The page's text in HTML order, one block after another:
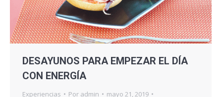
DESAYUNOS PARA EMPEZAR EL DÍA
CON ENERGÍA
Experiencias Por admin
mayo 21, 2019